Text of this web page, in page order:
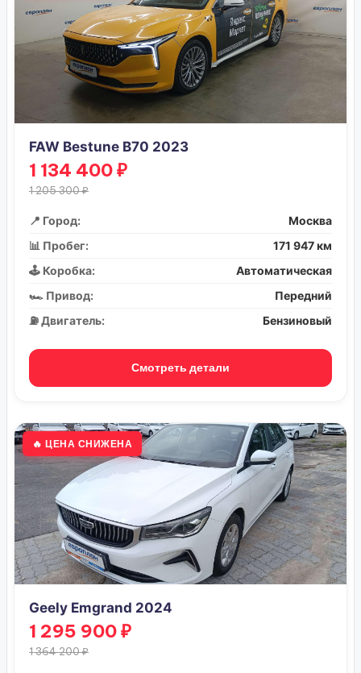
FAW Bestune B70 2023
1 134 400 ₽
1 205 300 ₽
📍 Город:
Москва
📊 Пробег:
171 947 км
🕹️ Коробка:
Автоматическая
🏎️ Привод:
Передний
⛽ Двигатель:
Бензиновый
Смотреть детали
🔥 ЦЕНА СНИЖЕНА
Geely Emgrand 2024
1 295 900 ₽
1 364 200 ₽